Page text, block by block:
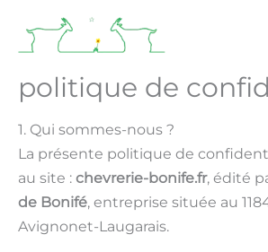
politique de
1. Qui sommes-nous ?
La présente politique de
au site : chevrerie-bonife.fr, édité
de Bonifé, entreprise située au
Avignonet-Laugarais.